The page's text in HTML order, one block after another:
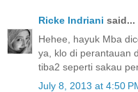
Ricke Indriani said...
Hehee, hayuk Mba
ya, klo di perantauan
tiba2 seperti sakau
July 8, 2013 at 4:50